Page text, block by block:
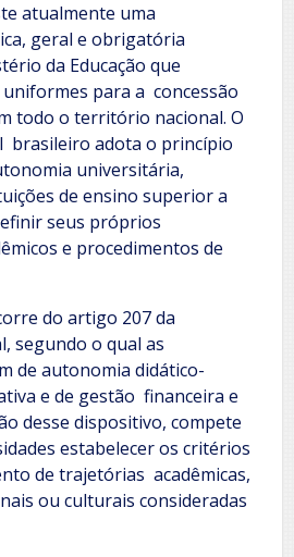
atualmente uma
geral e obrigatória
da Educação que
para a concessão
todo o território nacional. O
brasileiro adota o princípio
universitária,
de ensino superior a
seus próprios
e procedimentos de
do artigo 207 da
segundo o qual as
de autonomia didático-
e de gestão financeira e
desse dispositivo, compete
estabelecer os critérios
de trajetórias acadêmicas,
ou culturais consideradas